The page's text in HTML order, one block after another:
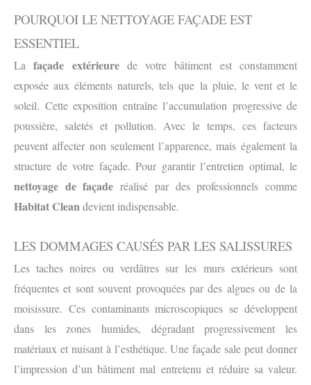
POURQUOI LE NETTOYAGE FAÇADE EST
ESSENTIEL
Lafaçade extérieurede votre bâtiment est constamment
exposée aux éléments naturels, tels que la pluie, le vent et le
soleil. Cette exposition entraîne l’accumulation progressive de
poussière, saletés et pollution. Avec le temps, ces facteurs
peuvent affecter non seulement l’apparence, mais également la
structure de votre façade. Pour garantir l’entretien optimal, le
nettoyage de façade réalisé par des professionnels comme
Habitat Cleandevient indispensable.
LES DOMMAGES CAUSÉS PAR LES SALISSURES
Les taches noires ou verdâtres sur les murs extérieurs sont
fréquentes et sont souvent provoquées par des algues ou de la
moisissure. Ces contaminants microscopiques se développent
dans les zones humides, dégradant progressivement les
matériaux et nuisant à l’esthétique. Une façade sale peut donner
l’impression d’un bâtiment mal entretenu et réduire sa valeur.